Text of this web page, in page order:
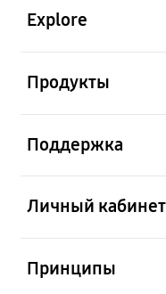
Explore
Продукты
Поддержка
Личный кабинет
Принципы